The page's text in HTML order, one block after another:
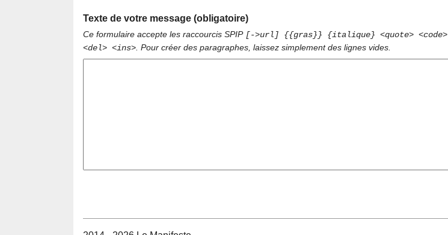
Texte de votre message (obligatoire)
Ce formulaire accepte les raccourcis SPIP [->url] {{gras}} {italique} <quote> <code>
<del> <ins> . Pour créer des paragraphes, laissez simplement des lignes vides.